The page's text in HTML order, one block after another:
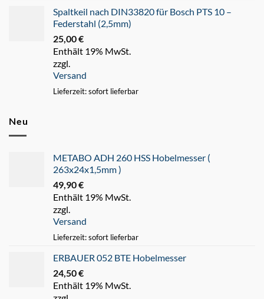
Spaltkeil nach DIN33820 für Bosch PTS 10 –
Federstahl (2,5mm)
25,00€
Enthält 19% MwSt.
zzgl.
Versand
Lieferzeit: sofort lieferbar
Neu
METABO ADH 260 HSS Hobelmesser (
263x24x1,5mm )
49,90€
Enthält 19% MwSt.
zzgl.
Versand
Lieferzeit: sofort lieferbar
ERBAUER 052 BTE Hobelmesser
24,50€
Enthält 19% MwSt.